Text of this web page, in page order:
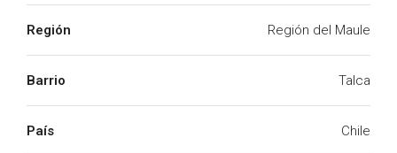
Región Región del Maule
Barrio Talca
País Chile